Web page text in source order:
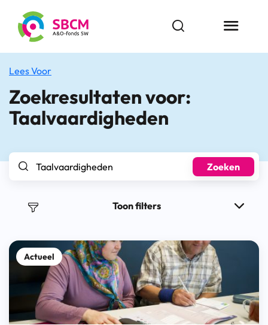
inhoud
Open zoekbalk
Menu
Lees Voor
Zoekresultaten voor:
Taalvaardigheden
Zoek naar..
Zoeken
Toon filters
Actueel